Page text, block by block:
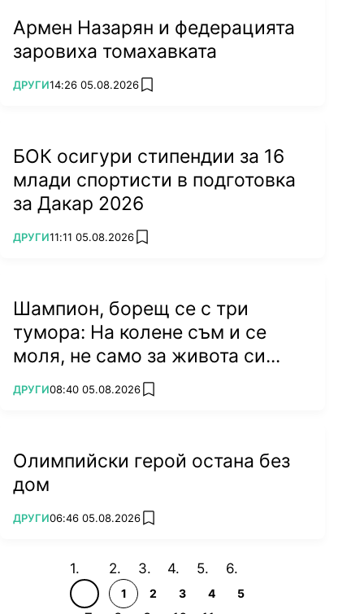
Армен Назарян и федерацията
заровиха томахавката
ПОВЕЧЕ ОТ
ДРУГИ14:26 05.08.2026 add favorites
БОК осигури стипендии за 16
млади спортисти в подготовка
за Дакар 2026
ПОВЕЧЕ ОТ
ДРУГИ11:11 05.08.2026 add favorites
Шампион, борещ се с три
тумора: На колене съм и се
моля, не само за живота си...
ПОВЕЧЕ ОТ
ДРУГИ08:40 05.08.2026 add favorites
Олимпийски герой остана без
дом
ПОВЕЧЕ ОТ
ДРУГИ06:46 05.08.2026 add favorites
1 2 3 4 5